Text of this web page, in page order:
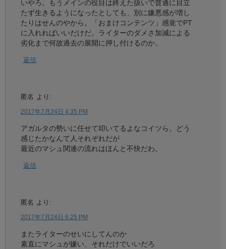
いやろ。もうメインの役目は終えた扱いで普通に目立
たず生きるようになったとしても、別に嫌悪感が増し
たりはせんのやから。「おまけコンテンツ」感覚でPT
に入れればいいだけだ。ライターのダメさ加減による
劣化まで何故過去の展開に押し付けるのか。
返信
匿名 より:
2017年7月24日 4:35 PM
アガルタの勢いに任せて叩いてるよなコイツら。どう
感じたかなんて人それぞれだが
最近のマシュ関連の流れはほんと不快だわ。
返信
匿名 より:
2017年7月24日 6:25 PM
またライターのせいにしてんのか
素直にマシュが嫌い、それだけでいいだろ